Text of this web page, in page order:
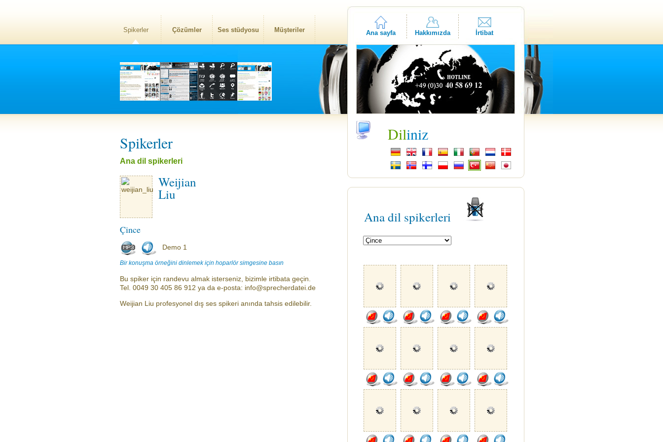
Spikerler Çözümler Ses stüdyosu Müşteriler Ana sayfa Hakkımızda İrtibat
Spikerler
Ana dil spikerleri
Weijian
Liu
Çince
Demo 1
Bir konuşma örneğini dinlemek için hoparlör simgesine basın
Bu spiker için randevu almak isterseniz, bizimle irtibata geçin.
Tel. 0049 30 405 86 912 ya da e-posta: info@sprecherdatei.de
Weijian Liu profesyonel dış ses spikeri anında tahsis edilebilir.
Diliniz
Ana dil spikerleri